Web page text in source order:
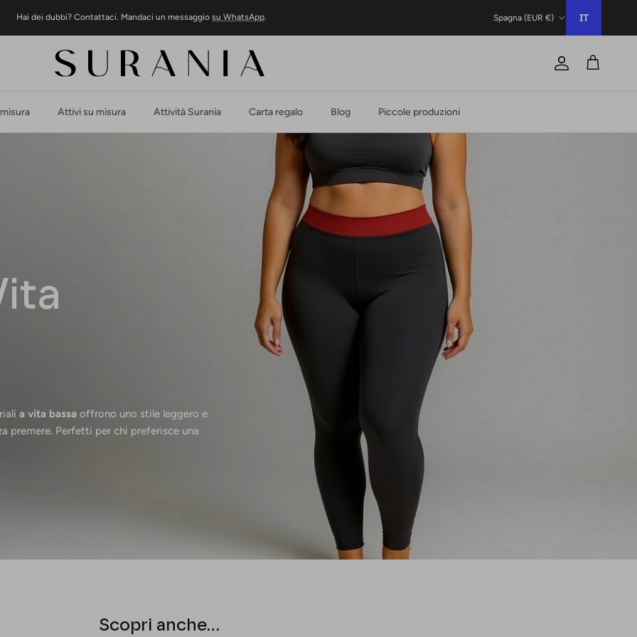
Hai dei dubbi? Contattaci. Mandaci un messaggio su WhatsApp. Spagna (EUR €) IT
ContoCarrello
Attivi su misura Attività Surania Carta regalo Blog Piccole produzioni
a vita bassa offrono uno stile leggero e
premere. Perfetti per chi preferisce una
Scopri anche...